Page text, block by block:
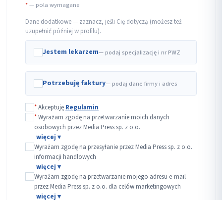
*— pola wymagane
Dane dodatkowe — zaznacz, jeśli Cię dotyczą (możesz też
uzupełnić później w profilu).
Jestem lekarzem— podaj specjalizację i nr PWZ
Potrzebuję faktury— podaj dane firmy i adres
*Akceptuję Regulamin
*Wyrażam zgodę na przetwarzanie moich danych
osobowych przez Media Press sp. z o.o.
Wyrażam zgodę na przesyłanie przez Media Press sp. z o.o.
informacji handlowych
Wyrażam zgodę na przetwarzanie mojego adresu e-mail
przez Media Press sp. z o.o. dla celów marketingowych